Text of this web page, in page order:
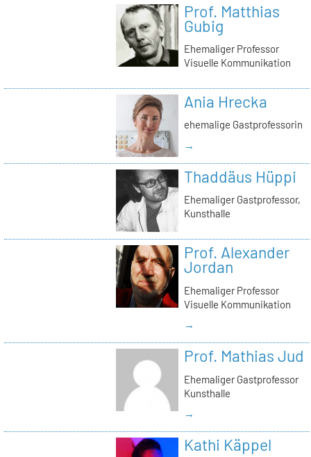
Prof. Matthias
Gubig
Ehemaliger Professor
Visuelle Kommunikation
Ania Hrecka
ehemalige Gastprofessorin
→
Thaddäus Hüppi
Ehemaliger Gastprofessor,
Kunsthalle
Prof. Alexander
Jordan
Ehemaliger Professor
Visuelle Kommunikation
→
Prof. Mathias Jud
Ehemaliger Gastprofessor
Kunsthalle
→
Kathi Käppel